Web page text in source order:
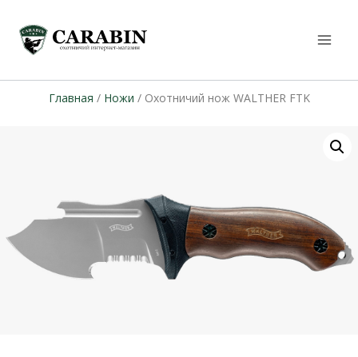
Главная / Ножи / Охотничий нож WALTHER FTK